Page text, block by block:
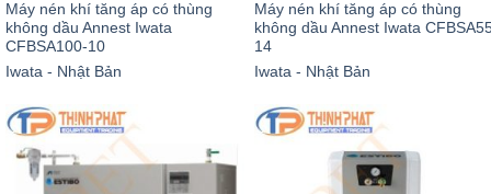
Máy nén khí tăng áp có thùng
không dầu Annest Iwata
CFBSA100-10
Iwata - Nhật Bản
Máy nén khí tăng áp có thùng
không dầu Annest Iwata
14
Iwata - Nhật Bản